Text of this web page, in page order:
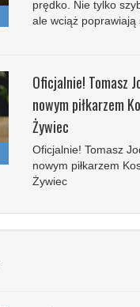
prędko. Nie tylko
ale wciąż poprawiają
Oficjalnie! Tomasz
nowym piłkarzem
Żywiec
Oficjalnie! Tomasz
nowym piłkarzem
Żywiec